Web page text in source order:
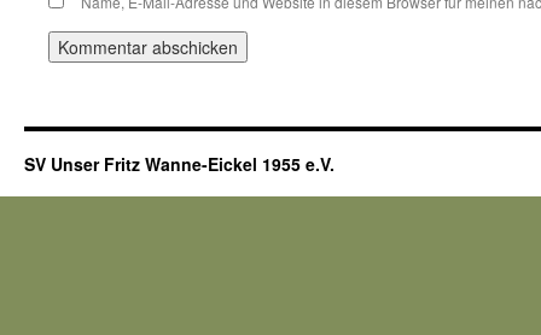
SV Unser Fritz Wanne-Eickel 1955 e.V.